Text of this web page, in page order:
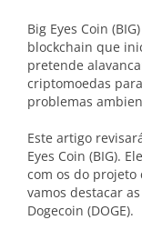
Big Eyes Coin
blockchain que
pretende
criptomoedas
problemas
Este artigo
Eyes Coin (BIG).
com os do projeto
vamos destacar
Dogecoin (DOGE).